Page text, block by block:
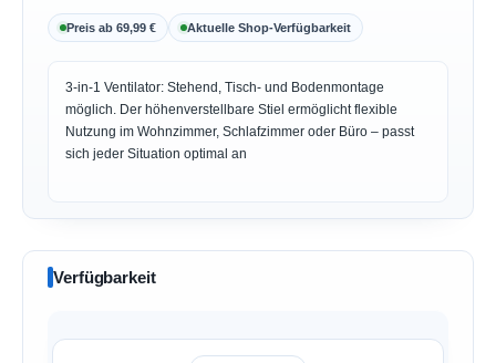
Preis ab 69,99 € Aktuelle Shop-Verfügbarkeit
3-in-1 Ventilator: Stehend, Tisch- und Bodenmontage
möglich. Der höhenverstellbare Stiel ermöglicht flexible
Nutzung im Wohnzimmer, Schlafzimmer oder Büro – passt
sich jeder Situation optimal an
Verfügbarkeit